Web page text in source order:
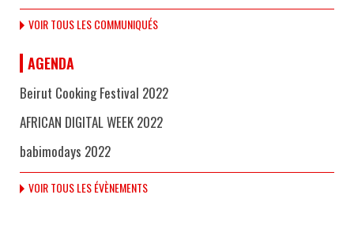
VOIR TOUS LES COMMUNIQUÉS
AGENDA
Beirut Cooking Festival 2022
AFRICAN DIGITAL WEEK 2022
babimodays 2022
VOIR TOUS LES ÉVÈNEMENTS